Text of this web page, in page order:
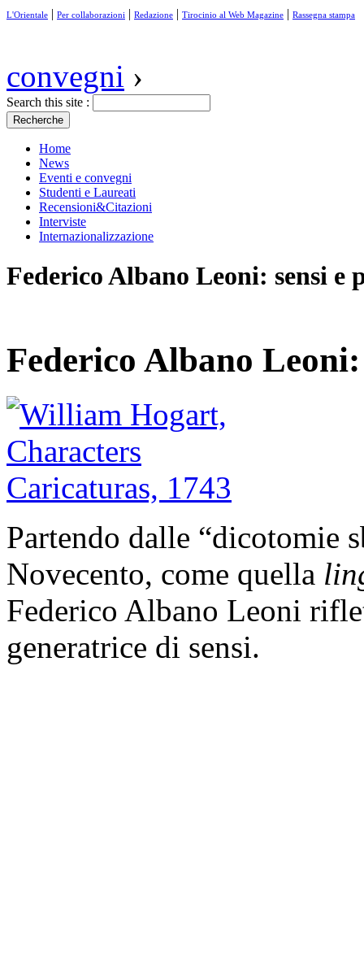
L'Orientale | Per collaborazioni | Redazione | Tirocinio al Web Magazine | Rassegna stampa
convegni ›
Search this site :
Home
News
Eventi e convegni
Studenti e Laureati
Recensioni&Citazioni
Interviste
Internazionalizzazione
Federico Albano Leoni: sensi e
Federico Albano
Partendo dalle “dicotomie
Novecento, come quella
Federico Albano Leoni
generatrice di sensi.